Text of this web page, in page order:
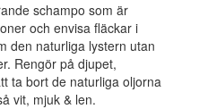
schampo som är
och envisa fläckar i
den naturliga lystern utan
Rengör på djupet,
ta bort de naturliga oljorna
vit, mjuk & len.